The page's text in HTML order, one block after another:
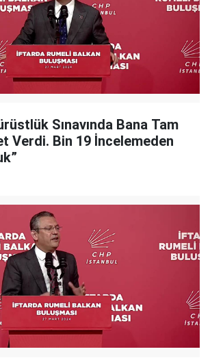
Sınavında Bana Tam
Verdi. Bin 19 İncelemeden